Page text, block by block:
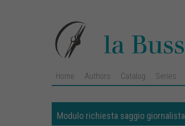
Home Authors Catalog Series
Modulo richiesta saggio giornalista